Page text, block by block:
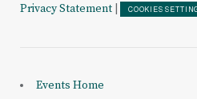
Privacy Statement COOKIES
Events Home